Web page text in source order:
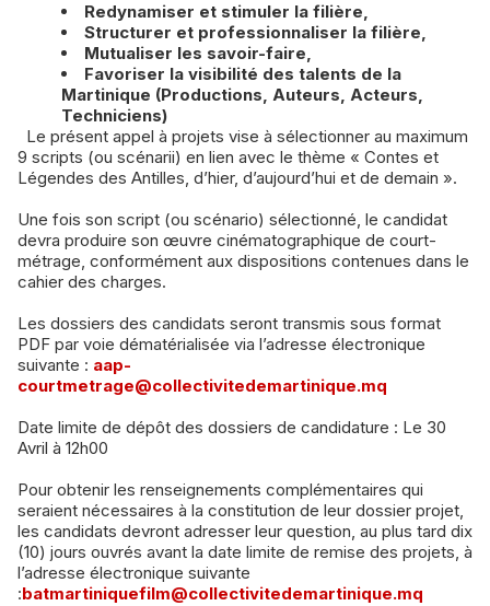
Redynamiser et stimuler la filière,
Structurer et professionnaliser la filière,
Mutualiser les savoir-faire,
Favoriser la visibilité des talents de la
Martinique (Productions, Auteurs, Acteurs,
Techniciens)
Le présent appel à projets vise à sélectionner au maximum
9 scripts (ou scénarii) en lien avec le thème « Contes et
Légendes des Antilles, d’hier, d’aujourd’hui et de demain ».
Une fois son script (ou scénario) sélectionné, le candidat
devra produire son œuvre cinématographique de court-
métrage, conformément aux dispositions contenues dans le
cahier des charges.
Les dossiers des candidats seront transmis sous format
PDF par voie dématérialisée via l’adresse électronique
suivante : aap-
courtmetrage@collectivitedemartinique.mq
Date limite de dépôt des dossiers de candidature : Le 30
Avril à 12h00
Pour obtenir les renseignements complémentaires qui
seraient nécessaires à la constitution de leur dossier projet,
les candidats devront adresser leur question, au plus tard dix
(10) jours ouvrés avant la date limite de remise des projets, à
l’adresse électronique suivante
:batmartiniquefilm@collectivitedemartinique.mq